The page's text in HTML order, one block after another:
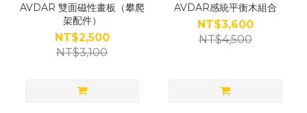
AVDAR 雙面磁性畫板（攀爬
架配件）
NT$2,500
NT$3,100
AVDAR感統平衡木組合
NT$3,600
NT$4,500